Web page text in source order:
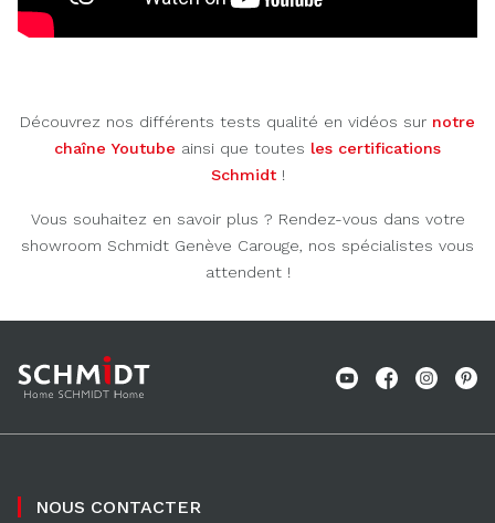
Découvrez nos différents tests qualité en vidéos sur notre
chaîne Youtube ainsi que toutes les certifications
Schmidt!
Vous souhaitez en savoir plus ? Rendez-vous dans votre
showroom Schmidt Genève Carouge, nos spécialistes vous
attendent !
NOUS CONTACTER